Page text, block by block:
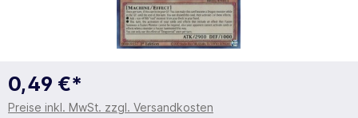
0,49 €*
Preise inkl. MwSt. zzgl. Versandkosten